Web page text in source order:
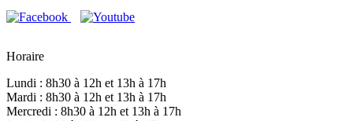
Horaire
Lundi : 8h30 à 12h et 13h à 17h
Mardi : 8h30 à 12h et 13h à 17h
Mercredi : 8h30 à 12h et 13h à 17h